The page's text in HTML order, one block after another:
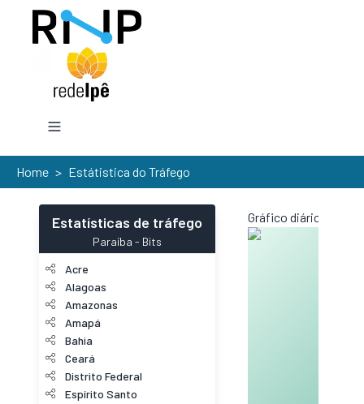
Home > Estátistica do Tráfego
Estatísticas de tráfego
Paraíba - Bits
Acre
Alagoas
Amazonas
Amapá
Bahia
Ceará
Distrito Federal
Espírito Santo
Gráfico diário